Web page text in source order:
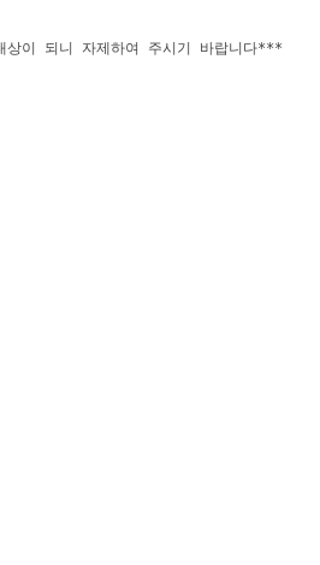
이 되니 자제하여 주시기 바랍니다***